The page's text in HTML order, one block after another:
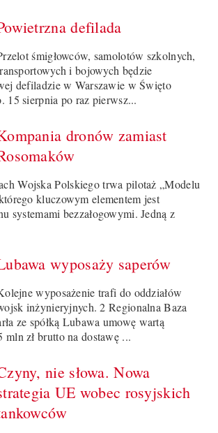
defilada
śmigłowców, samolotów szkolnych,
i bojowych będzie
defiladzie w Warszawie w Święto
15 sierpnia po raz pierwsz...
dronów zamiast
Wojska Polskiego trwa pilotaż „Modelu
kluczowym elementem jest
systemami bezzałogowymi. Jedną z
wyposaży saperów
wyposażenie trafi do oddziałów
inżynieryjnych. 2 Regionalna Baza
ze spółką Lubawa umowę wartą
mln zł brutto na dostawę ...
nie słowa. Nowa
UE wobec rosyjskich